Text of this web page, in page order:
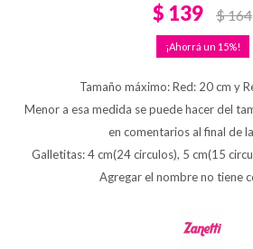
$ 139 $164
15
Tamaño máximo: Red: 20 cm y
Menor a esa medida se puede hacer del
en comentarios al final de
Galletitas: 4 cm(24 circulos), 5 cm(15
Agregar el nombre no tiene